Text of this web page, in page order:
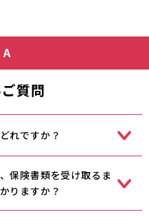
A
質問
れですか？
保険書類を受け取るま
りますか？